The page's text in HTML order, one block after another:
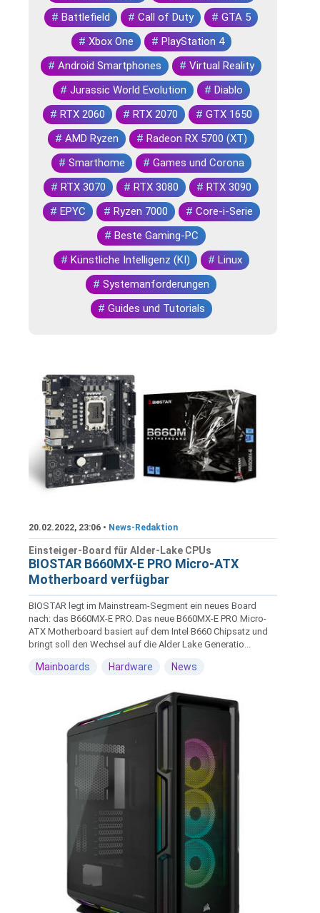
# Battlefield # Call of Duty # GTA 5
# Xbox One # PlayStation 4
# Android Smartphones # Virtual Reality
# Jurassic World Evolution # Diablo
# RTX 2060 # RTX 2070 # GTX 1650
# AMD Ryzen # Radeon RX 5700 (XT)
# Smarthome # Games und Corona
# RTX 3070 # RTX 3080 # RTX 3090
# EPYC # Ryzen 7000 # Core-i-Serie
# Beste Gaming-PC
# Künstliche Intelligenz (KI) # Linux
# Systemanforderungen
# Guides und Tutorials
20.02.2022, 23:06 • News-Redaktion
Einsteiger-Board für Alder-Lake CPUs
BIOSTAR B660MX-E PRO Micro-ATX
Motherboard verfügbar
BIOSTAR legt im Mainstream-Segment ein neues Board
nach: das B660MX-E PRO. Das neue B660MX-E PRO Micro-
ATX Motherboard basiert auf dem Intel B660 Chipsatz und
bringt soll den Wechsel auf die Alder Lake Generatio...
Mainboards Hardware News